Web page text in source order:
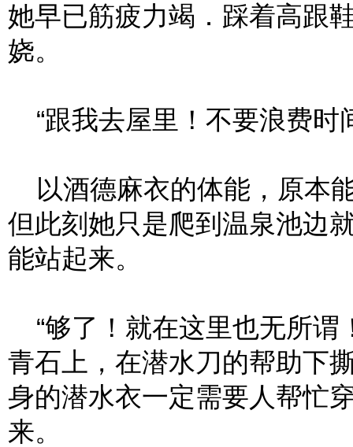
她早已筋疲力竭．踩着高跟
娆。
“跟我去屋里！不要浪费时
以酒德麻衣的体能，原本
但此刻她只是爬到温泉池边
能站起来。
“够了！就在这里也无所谓
青石上，在潜水刀的帮助下
身的潜水衣一定需要人帮忙
来。